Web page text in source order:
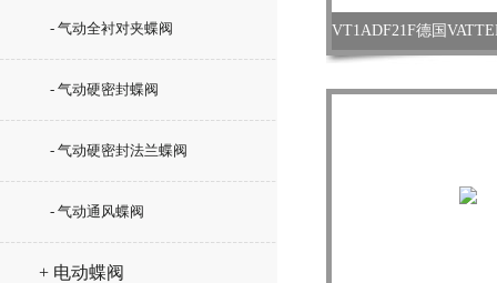
- 气动全衬对夹蝶阀
- 气动硬密封蝶阀
- 气动硬密封法兰蝶阀
- 气动通风蝶阀
+ 电动蝶阀